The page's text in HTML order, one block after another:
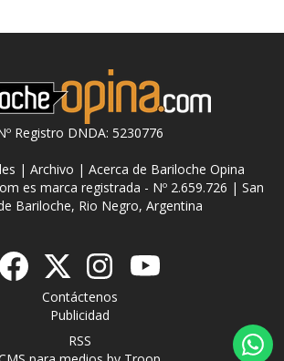
Registro DNDA: 5230776
| Archivo | Acerca de Bariloche Opina
es marca registrada - Nº 2.659.726 | San
Bariloche, Rio Negro, Argentina
Contáctenos
Publicidad
RSS